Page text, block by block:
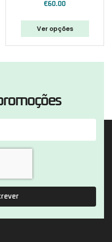
€60.00
Ver opções